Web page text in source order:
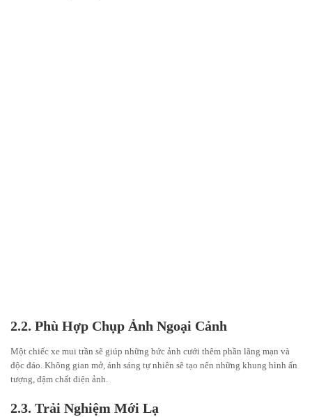
2.2. Phù Hợp Chụp Ảnh Ngoại Cảnh
Một chiếc xe mui trần sẽ giúp những bức ảnh cưới thêm phần lãng mạn và
độc đáo. Không gian mở, ánh sáng tự nhiên sẽ tạo nên những khung hình ấn
tượng, đậm chất điện ảnh.
2.3. Trải Nghiệm Mới Lạ